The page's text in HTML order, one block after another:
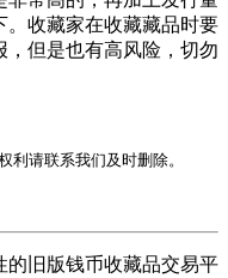
。收藏家在收藏藏品时要
但是也有高风险，切勿
利请联系我们及时删除。
的旧版钱币收藏品交易平